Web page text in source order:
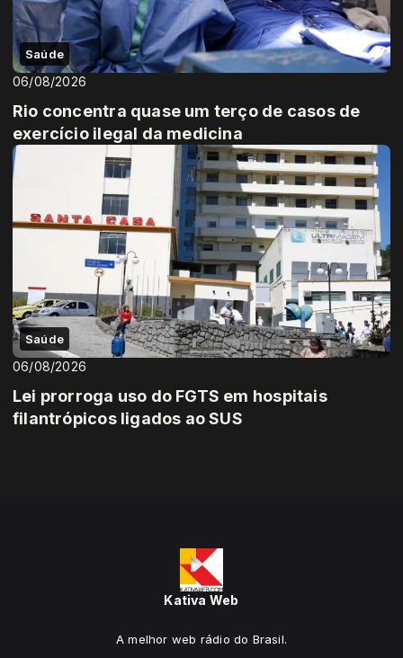
Saúde
06/08/2026
Rio concentra quase um terço de casos de
exercício ilegal da medicina
Saúde
06/08/2026
Lei prorroga uso do FGTS em hospitais
filantrópicos ligados ao SUS
Kativa Web
A melhor web rádio do Brasil.